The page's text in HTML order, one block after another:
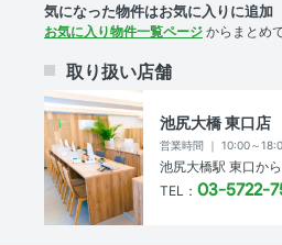
気になった物件はお気に入りに追加
お気に入り物件一覧ページ からまとめ
取り扱い店舗
池尻大橋 東口店
営業時間 ｜ 10:00～
池尻大橋駅 東口か
TEL： 03-5722-